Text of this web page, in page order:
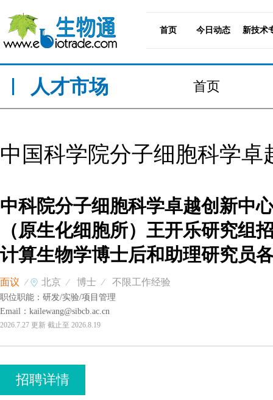
首页 今日动态 新技术
人才市场 首页
中国科学院分子细胞科学
中科院分子细胞科学卓越创新中
（原生化细胞所）王开乐研究组
计算生物学博士后和助理研究员
面议 ⁄ 北京 ⁄ 博士 ⁄ 不限工作经验
职位职能： 研发/实验/项目管理
Email： kailewang@sibcb.ac.cn
2026.7.27 更新 截止至 2026.8.19
招聘详情